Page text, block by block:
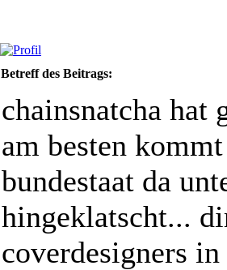
Betreff des Beitrags:
chainsnatcha hat
am besten
bundestaat da
hingeklatscht...
coverdesigners